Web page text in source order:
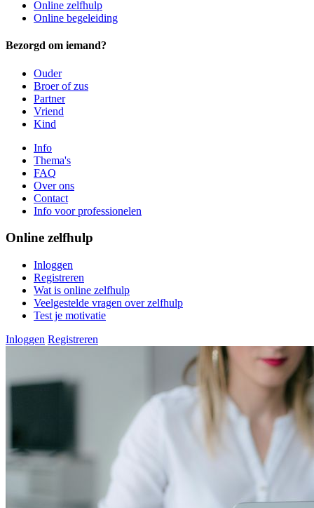
Online zelfhulp
Online begeleiding
Bezorgd om iemand?
Ouder
Broer of zus
Partner
Vriend
Kind
Info
Thema's
FAQ
Over ons
Contact
Info voor professionelen
Online zelfhulp
Inloggen
Registreren
Wat is online zelfhulp
Veelgestelde vragen over zelfhulp
Test je motivatie
Inloggen Registreren